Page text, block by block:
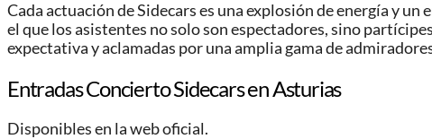
Cada actuación de Sidecars es una explosión de energía y
el que los asistentes no solo son espectadores, sino
expectativa y aclamadas por una amplia gama de
Entradas Concierto Sidecars en Asturias
Disponibles en la web oficial.